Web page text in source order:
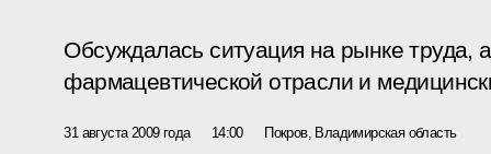
Обсуждалась ситуация на рынке труда,
фармацевтической отрасли и
31 августа 2009 года 14:00 Покров, Владимирская область